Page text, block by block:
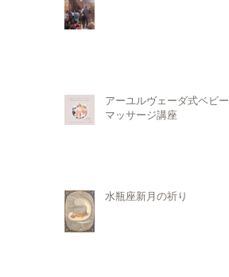
アーユルヴェーダ式ベビー
マッサージ講座
水瓶座新月の祈り